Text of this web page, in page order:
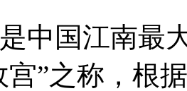
中国江南最
宫”之称，根